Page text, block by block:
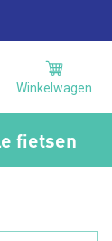
Winkelwagen
fietsen